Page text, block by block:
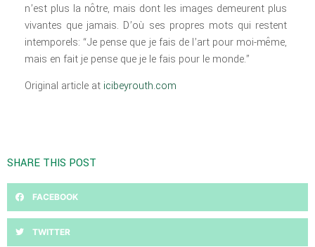
n’est plus la nôtre, mais dont les images demeurent plus
vivantes que jamais. D’où ses propres mots qui restent
intemporels: “Je pense que je fais de l’art pour moi-même,
mais en fait je pense que je le fais pour le monde.”
Original article at icibeyrouth.com
SHARE THIS POST
FACEBOOK
TWITTER